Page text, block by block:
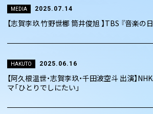
MEDIA 2025.07.14
【志賀李玖 竹野世梛 筒井俊旭 】TBS 『音楽の
HAKUTO 2025.06.16
【阿久根温世・志賀李玖・千田波空斗 出演】
マ「ひとりでしにたい」